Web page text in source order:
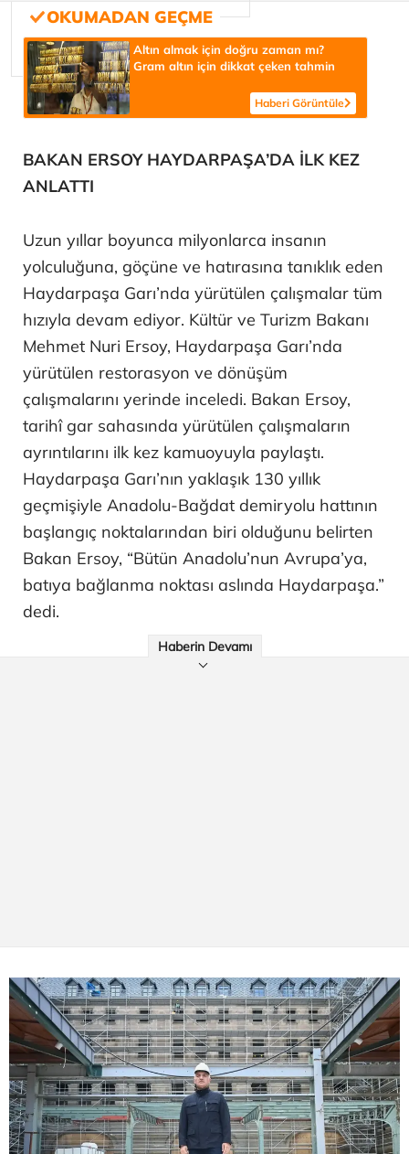
Altın almak için doğru zaman mı?
Gram altın için dikkat çeken tahmin
Haberi Görüntüle
BAKAN ERSOY HAYDARPAŞA’DA İLK KEZ
ANLATTI
Uzun yıllar boyunca milyonlarca insanın
yolculuğuna, göçüne ve hatırasına tanıklık eden
Haydarpaşa Garı’nda yürütülen çalışmalar tüm
hızıyla devam ediyor. Kültür ve Turizm Bakanı
Mehmet Nuri Ersoy, Haydarpaşa Garı’nda
yürütülen restorasyon ve dönüşüm
çalışmalarını yerinde inceledi. Bakan Ersoy,
tarihî gar sahasında yürütülen çalışmaların
ayrıntılarını ilk kez kamuoyuyla paylaştı.
Haydarpaşa Garı’nın yaklaşık 130 yıllık
geçmişiyle Anadolu-Bağdat demiryolu hattının
başlangıç noktalarından biri olduğunu belirten
Bakan Ersoy, “Bütün Anadolu’nun Avrupa’ya,
batıya bağlanma noktası aslında Haydarpaşa.”
dedi.
Haberin Devamı